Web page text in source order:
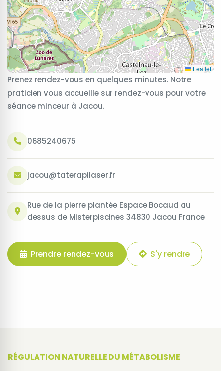
Leaflet
Prenez rendez-vous en quelques minutes. Notre
praticien vous accueille sur rendez-vous pour votre
séance minceur à Jacou.
0685240675
jacou@taterapilaser.fr
Rue de la pierre plantée Espace Bocaud au
dessus de Misterpiscines 34830 Jacou France
Prendre rendez-vous S'y rendre
RÉGULATION NATURELLE DU MÉTABOLISME